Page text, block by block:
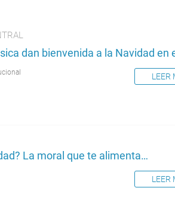
dan bienvenida a la Navidad en
LEER
La moral que te alimenta…
LEER